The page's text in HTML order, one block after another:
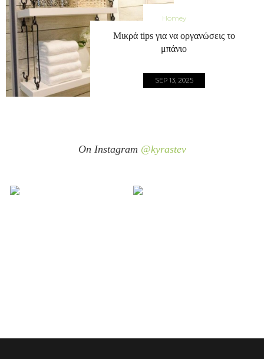
Homey
Μικρά tips για να οργανώσεις το
μπάνιο
SEP 13, 2025
On Instagram @kyrastev